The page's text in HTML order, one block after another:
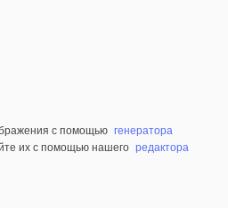
с помощью генератора
их с помощью нашего редактора